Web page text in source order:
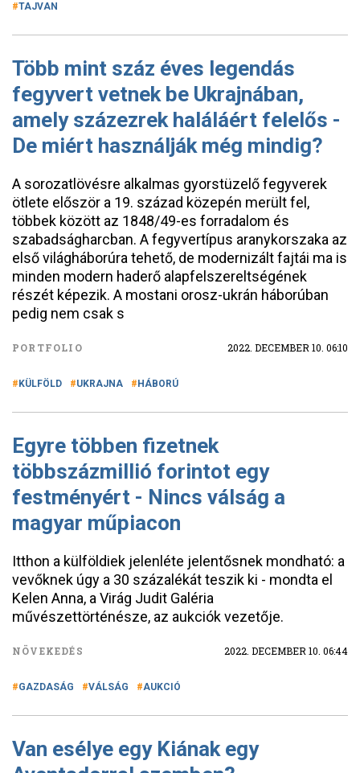
TAJVAN
Több mint száz éves legendás
fegyvert vetnek be Ukrajnában,
amely százezrek haláláért felelős -
De miért használják még mindig?
A sorozatlövésre alkalmas gyorstüzelő fegyverek
ötlete először a 19. század közepén merült fel,
többek között az 1848/49-es forradalom és
szabadságharcban. A fegyvertípus aranykorszaka az
első világháborúra tehető, de modernizált fajtái ma is
minden modern haderő alapfelszereltségének
részét képezik. A mostani orosz-ukrán háborúban
pedig nem csak s
PORTFOLIO 2022. DECEMBER 10. 06:10
KÜLFÖLD UKRAJNA HÁBORÚ
Egyre többen fizetnek
többszázmillió forintot egy
festményért - Nincs válság a
magyar műpiacon
Itthon a külföldiek jelenléte jelentősnek mondható: a
vevőknek úgy a 30 százalékát teszik ki - mondta el
Kelen Anna, a Virág Judit Galéria
művészettörténésze, az aukciók vezetője.
NÖVEKEDÉS 2022. DECEMBER 10. 06:44
GAZDASÁG VÁLSÁG AUKCIÓ
Van esélye egy Kiának egy